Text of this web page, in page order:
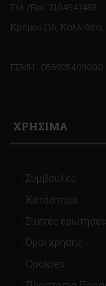
Τηλ./Fax: 2104941483
Κρέμου 116,
ΓΕΜΗ : 056925409000
ΧΡΗΣΙΜΑ
Συμβουλές
Κατάστημα
Συχνές
Όροι χρήσης
Cookies